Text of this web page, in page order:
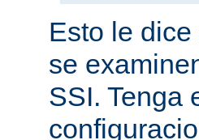
Esto le
se
SSI. Tenga